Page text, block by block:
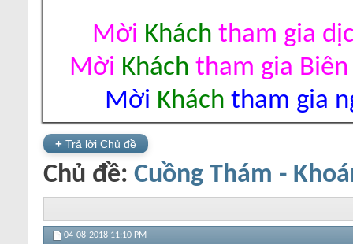
Mời Khách tham gia
Mời Khách tham gia
Mời Khách tham gia
+ Trả lời Chủ đề
Chủ đề: Cuồng Thám -
04-08-2018 11:10 PM